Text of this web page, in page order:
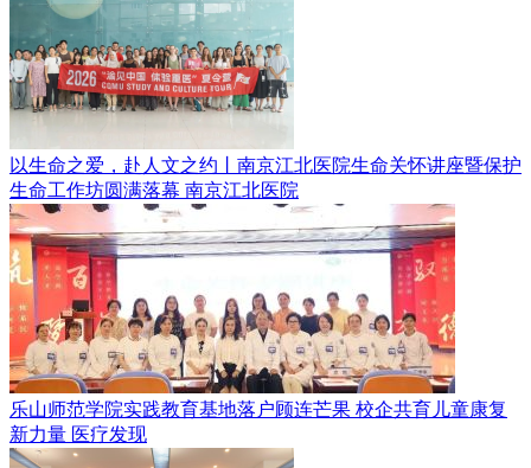
以生命之爱，赴人文之约丨南京江北医院生命关怀讲座暨保护
生命工作坊圆满落幕 南京江北医院
乐山师范学院实践教育基地落户顾连芒果 校企共育儿童康复
新力量 医疗发现